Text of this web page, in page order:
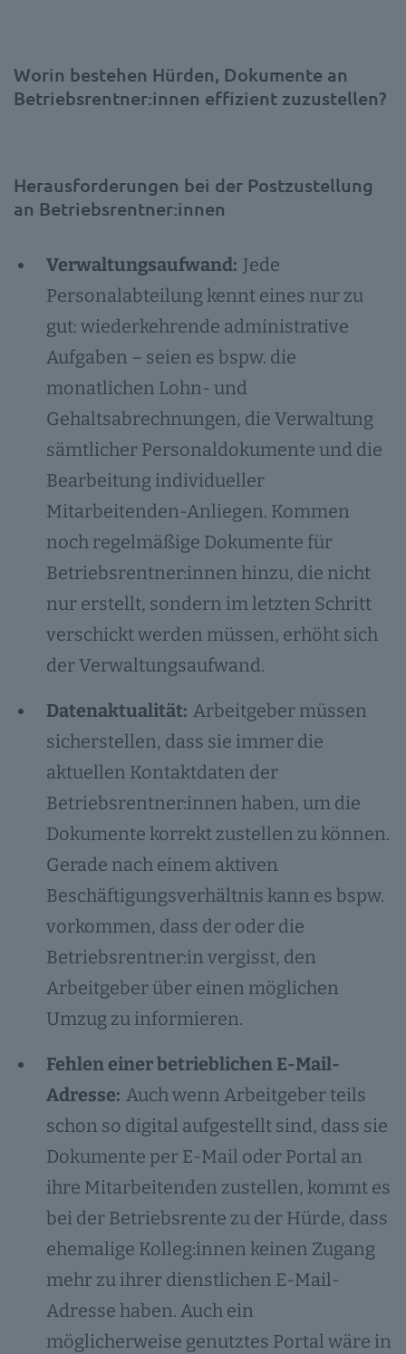
Worin bestehen Hürden, Dokumente an
Betriebsrentner:innen effizient zuzustellen?
Herausforderungen bei der Postzustellung
an Betriebsrentner:innen
Verwaltungsaufwand: Jede
Personalabteilung kennt eines nur zu
gut: wiederkehrende administrative
Aufgaben – seien es bspw. die
monatlichen Lohn- und
Gehaltsabrechnungen, die Verwaltung
sämtlicher Personaldokumente und die
Bearbeitung individueller
Mitarbeitenden-Anliegen. Kommen
noch regelmäßige Dokumente für
Betriebsrentner:innen hinzu, die nicht
nur erstellt, sondern im letzten Schritt
verschickt werden müssen, erhöht sich
der Verwaltungsaufwand.
Datenaktualität: Arbeitgeber müssen
sicherstellen, dass sie immer die
aktuellen Kontaktdaten der
Betriebsrentner:innen haben, um die
Dokumente korrekt zustellen zu können.
Gerade nach einem aktiven
Beschäftigungsverhältnis kann es bspw.
vorkommen, dass der oder die
Betriebsrentner:in vergisst, den
Arbeitgeber über einen möglichen
Umzug zu informieren.
Fehlen einer betrieblichen E-Mail-
Adresse: Auch wenn Arbeitgeber teils
schon so digital aufgestellt sind, dass sie
Dokumente per E-Mail oder Portal an
ihre Mitarbeitenden zustellen, kommt es
bei der Betriebsrente zu der Hürde, dass
ehemalige Kolleg:innen keinen Zugang
mehr zu ihrer dienstlichen E-Mail-
Adresse haben. Auch ein
möglicherweise genutztes Portal wäre in